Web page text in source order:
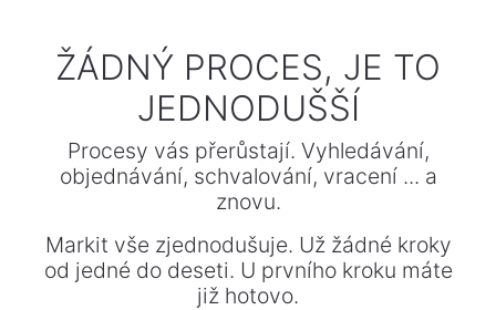
​ŽÁDNÝ PROCES, JE TO
JEDNODUŠŠÍ
Procesy vás přerůstají. Vyhledávání,
objednávání, schvalování, vracení ... a
znovu.
Markit vše zjednodušuje. Už žádné kroky
od jedné do deseti. U prvního kroku máte
již hotovo.